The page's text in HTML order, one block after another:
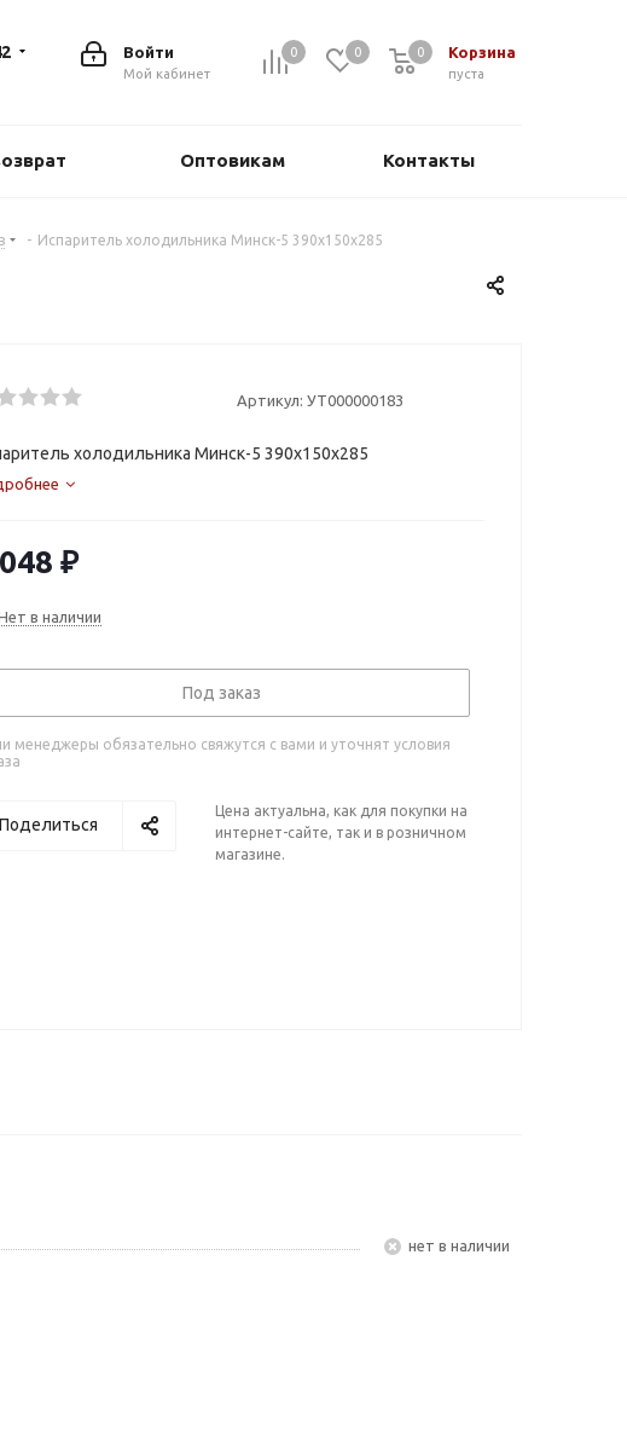
0 0 Корзина
0
пуста
0
Войти
Мой кабинет
Оптовикам Контакты
- Испаритель холодильника Минск-5 390х150х285
Артикул: УТ000000183
холодильника Минск-5 390х150х285
₽
в наличии
Под заказ
менеджеры обязательно свяжутся с вами и уточнят условия
Поделиться
Цена актуальна, как для покупки на
интернет-сайте, так и в розничном
магазине.
Нет в наличии